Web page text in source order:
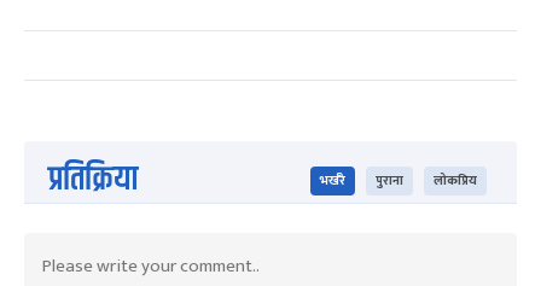
प्रतिक्रिया भर्खरै पुराना लोकप्रिय